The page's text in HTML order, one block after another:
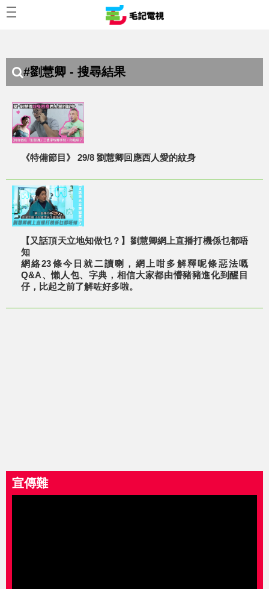
#劉慧卿 - 搜尋結果
《特備節目》 29/8 劉慧卿回應西人愛的紋身
【又話頂天立地知做乜？】劉慧卿網上直播打機係乜都唔
知
網絡23條今日就二讀喇，網上咁多解釋呢條惡法嘅
Q&A、懶人包、字典，相信大家都由懵豬豬進化到醒目
仔，比起之前了解咗好多啦。
宣傳難